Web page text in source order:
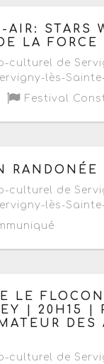
2019 à partir
STARS
LA FORCE
culturel de
lès-
Festival
2017 à partir de
RANDONÉE
culturel de
lès-
2015
LE
| 20H15 |
DES
culturel de